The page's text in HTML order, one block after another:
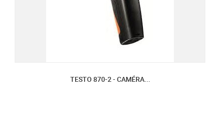
TESTO 870-2 - CAMÉRA...